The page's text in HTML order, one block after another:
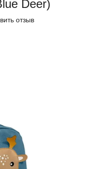
Deer)
отзыв